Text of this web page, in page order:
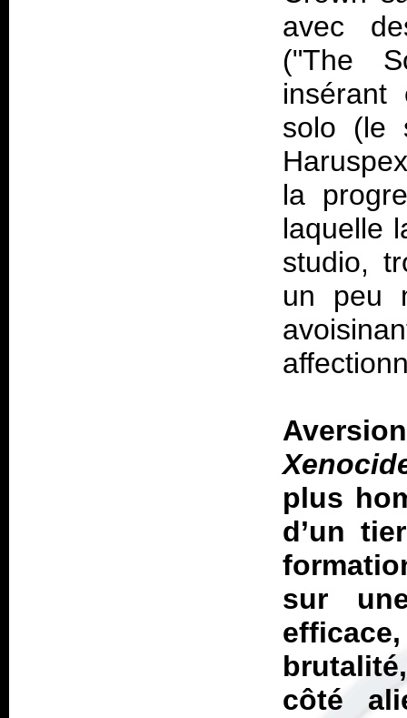
avec
("The
insérant
solo (le
la
laquelle
studio,
un peu
plus
d’un
sur
côté